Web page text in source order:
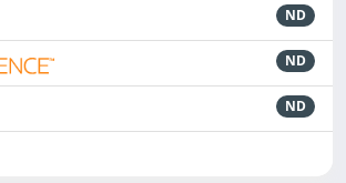
ND
ND
ND